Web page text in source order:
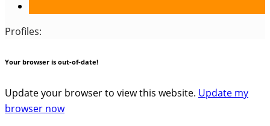
Profiles:
Your browser is out-of-date!
Update your browser to view this website. Update my
browser now